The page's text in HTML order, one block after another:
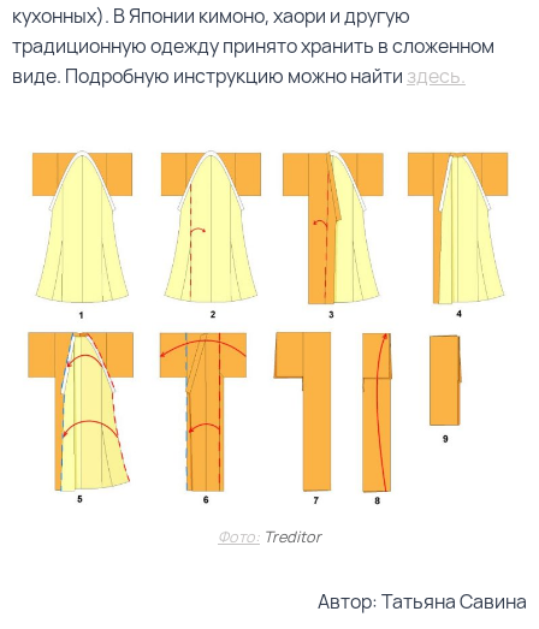
кухонных). В Японии кимоно, хаори и другую
традиционную одежду принято хранить в сложенном
виде. Подробную инструкцию можно найти здесь.
Фото: Treditor
Автор: Татьяна Савина